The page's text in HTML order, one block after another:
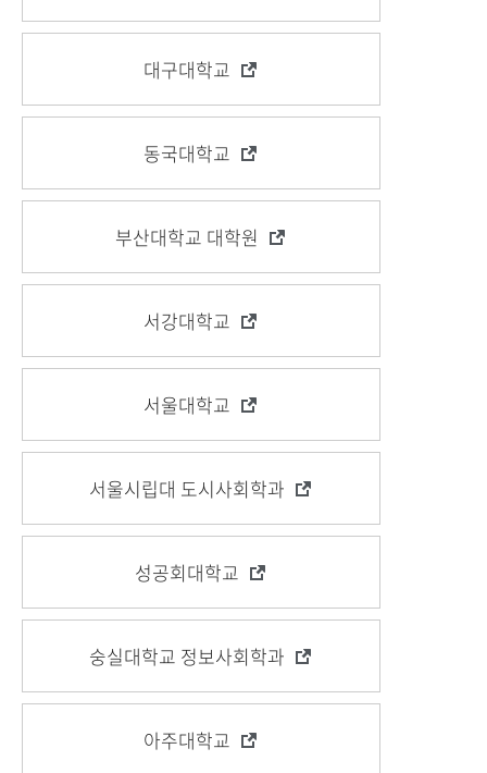
대구대학교
동국대학교
부산대학교 대학원
서강대학교
서울대학교
서울시립대 도시사회학과
성공회대학교
숭실대학교 정보사회학과
아주대학교